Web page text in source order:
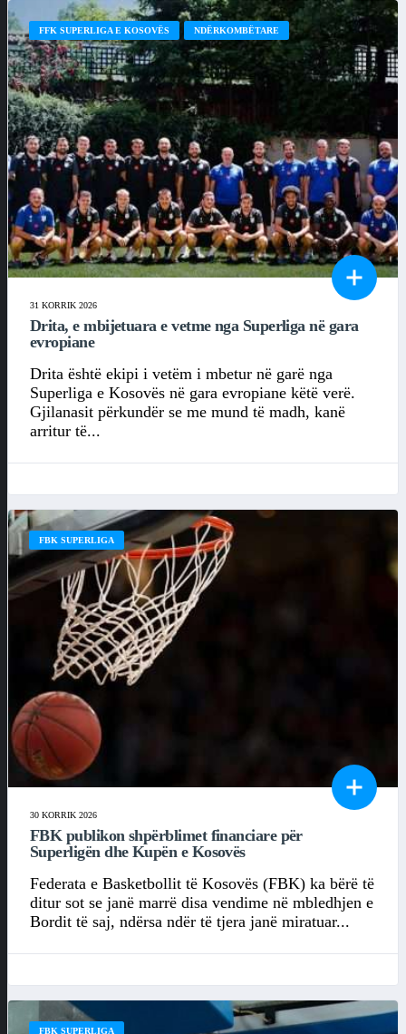
FFK SUPERLIGA E KOSOVËS NDËRKOMBËTARE
31 KORRIK 2026
Drita, e mbijetuara e vetme nga Superliga në gara
evropiane
Drita është ekipi i vetëm i mbetur në garë nga
Superliga e Kosovës në gara evropiane këtë verë.
Gjilanasit përkundër se me mund të madh, kanë
arritur të...
FBK SUPERLIGA
30 KORRIK 2026
FBK publikon shpërblimet financiare për
Superligën dhe Kupën e Kosovës
Federata e Basketbollit të Kosovës (FBK) ka bërë të
ditur sot se janë marrë disa vendime në mbledhjen e
Bordit të saj, ndërsa ndër të tjera janë miratuar...
FBK SUPERLIGA